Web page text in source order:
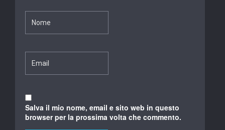
Salva il mio nome, email e sito web in questo
browser per la prossima volta che commento.